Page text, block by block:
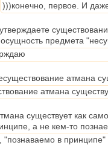
)))конечно, первое. И
предмета
атмана
атмана
существует как
а не кем-то
"познаваемо в